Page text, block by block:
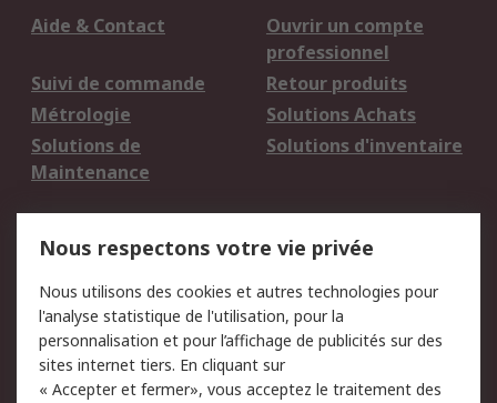
Aide & Contact
Ouvrir un compte
professionnel
Suivi de commande
Retour produits
Métrologie
Solutions Achats
Solutions de
Maintenance
Solutions d'inventaire
du site
Politique de protection
des données - Mise à
jour
Sécurité des E-mails
Nous respectons votre vie privée
Nous utilisons des cookies et autres technologies pour
l'analyse statistique de l'utilisation, pour la
personnalisation et pour l’affichage de publicités sur des
sites internet tiers. En cliquant sur
« Accepter et fermer», vous acceptez le traitement des